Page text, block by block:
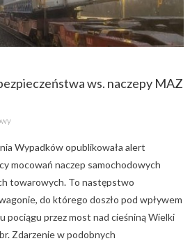
ws. naczepy MAZ
Wypadków opublikowała alert
mocowań naczep samochodowych
towarowych. To następstwo
do którego doszło pod wpływem
pociągu przez most nad cieśniną Wielki
Zdarzenie w podobnych